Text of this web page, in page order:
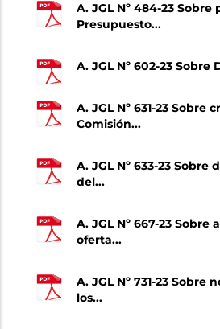
A. JGL Nº 484-23 Sobre
Presupuesto...
A. JGL Nº 602-23 Sobre
A. JGL Nº 631-23 Sobre
Comisión...
A. JGL Nº 633-23 Sobre
del...
A. JGL Nº 667-23 Sobre
oferta...
A. JGL Nº 731-23
los...